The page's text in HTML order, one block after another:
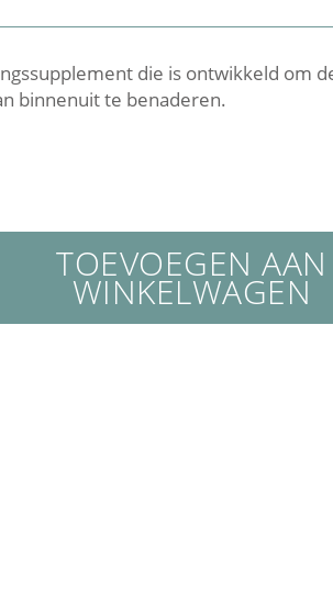
die is ontwikkeld om
binnenuit te benaderen.
TOEVOEGEN AAN
WINKELWAGEN